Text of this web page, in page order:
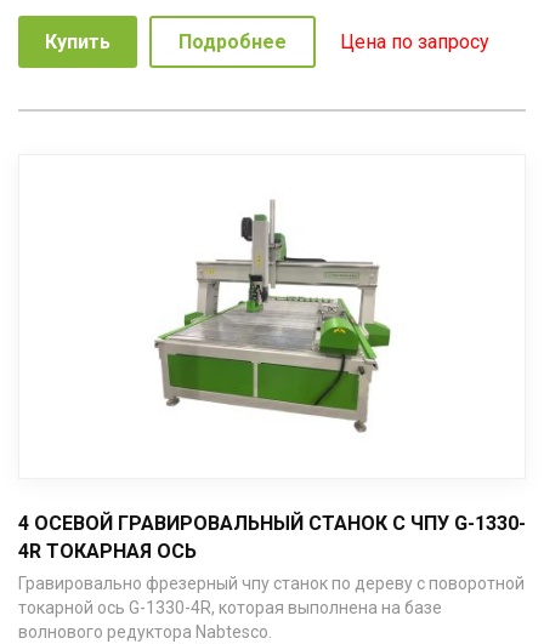
Купить Подробнее Цена по запросу
4 ОСЕВОЙ ГРАВИРОВАЛЬНЫЙ СТАНОК С ЧПУ G-1330-
4R ТОКАРНАЯ ОСЬ
Гравировально фрезерный чпу станок по дереву с поворотной
токарной ось G-1330-4R, которая выполнена на базе
волнового редуктора Nabtesco.